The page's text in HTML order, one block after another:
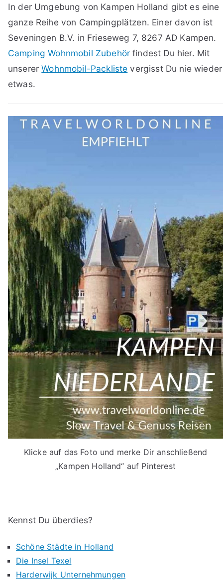
In der Umgebung von Kampen Holland gibt es eine
ganze Reihe von Campingplätzen. Einer davon ist
Seveningen B.V. in Frieseweg 7, 8267 AD Kampen.
Camping Wohnmobil Zubehör findest Du hier. Mit
unsererWohnmobil-Packliste vergisst Du nie wieder
etwas.
Klicke auf das Foto und merke Dir anschließend
„Kampen Holland“ auf Pinterest
Kennst Du überdies?
Schöne Städte in Holland
Die Insel Texel
Harderwijk Unternehmungen